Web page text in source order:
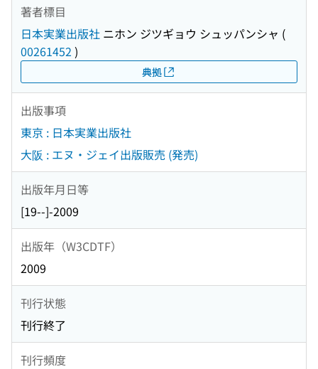
著者標目
日本実業出版社 ニホン ジツギョウ シュッパンシャ (
00261452 )
典拠
出版事項
東京 : 日本実業出版社
大阪 : エヌ・ジェイ出版販売 (発売)
出版年月日等
[19--]-2009
出版年（W3CDTF）
2009
刊行状態
刊行終了
刊行頻度